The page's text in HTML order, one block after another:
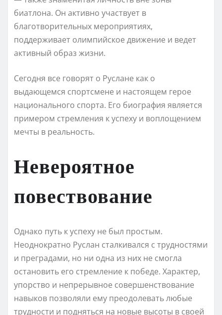
биатлона. Он активно участвует в
благотворительных мероприятиях,
поддерживает олимпийское движение и ведет
активный образ жизни.
Сегодня все говорят о Руслане как о
выдающемся спортсмене и настоящем герое
национального спорта. Его биография является
примером стремления к успеху и воплощением
мечты в реальность.
Невероятное
повествование
Однако путь к успеху не был простым.
Неоднократно Руслан сталкивался с трудностями
и преградами, но ни одна из них не смогла
остановить его стремление к победе. Характер,
упорство и непрерывное совершенствование
навыков позволяли ему преодолевать любые
трудности и подняться на новые высоты в своей